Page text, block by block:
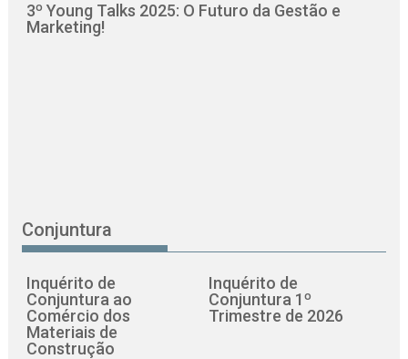
3º Young Talks 2025: O Futuro da Gestão e
Marketing!
Conjuntura
Inquérito de
Conjuntura ao
Comércio dos
Materiais de
Construção
Inquérito de
Conjuntura 1º
Trimestre de 2026